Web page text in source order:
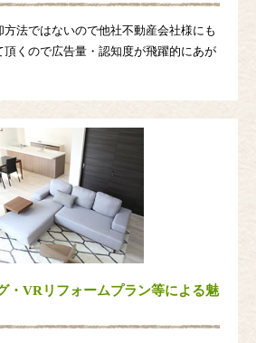
法ではないので他社不動産会社様にも
頂くので広告量・認知度が飛躍的にあが
・VRリフォームプラン等による魅